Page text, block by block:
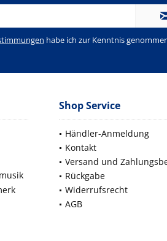
habe ich zur Kenntnis
Shop Service
Händler-Anmeldung
Kontakt
Versand und
Rückgabe
Widerrufsrecht
AGB